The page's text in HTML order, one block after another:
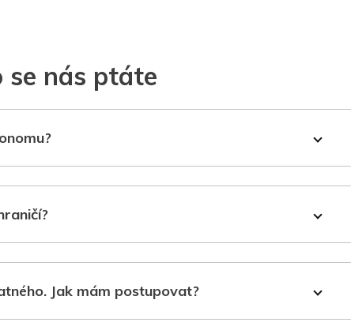
se nás ptáte
Jak mám postupovat?